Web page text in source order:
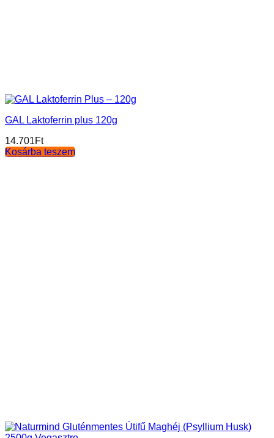
GAL Laktoferrin plus 120g
14.701Ft
Kosárba teszem